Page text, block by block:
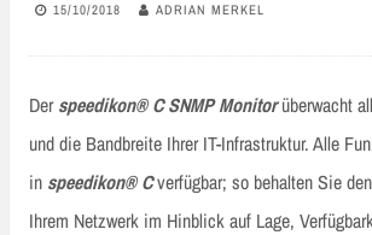
15/10/2018 ADRIAN MERKEL
Derspeedikon® C SNMP Monitorüberwacht
und die Bandbreite Ihrer IT-Infrastruktur. Alle
in speedikon® Cverfügbar; so behalten Sie
Ihrem Netzwerk im Hinblick auf Lage,